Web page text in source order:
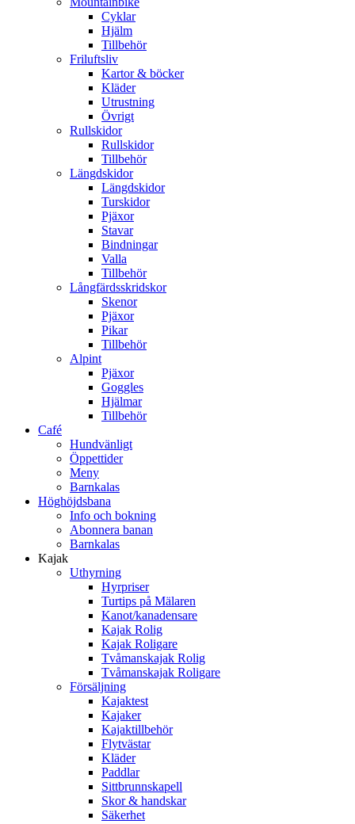
Cyklar
Hjälm
Tillbehör
Friluftsliv
Kartor & böcker
Kläder
Utrustning
Övrigt
Rullskidor
Rullskidor
Tillbehör
Längdskidor
Längdskidor
Turskidor
Pjäxor
Stavar
Bindningar
Valla
Tillbehör
Långfärdsskridskor
Skenor
Pjäxor
Pikar
Tillbehör
Alpint
Pjäxor
Goggles
Hjälmar
Tillbehör
Café
Hundvänligt
Öppettider
Meny
Barnkalas
Höghöjdsbana
Info och bokning
Abonnera banan
Barnkalas
Kajak
Uthyrning
Hyrpriser
Turtips på Mälaren
Kanot/kanadensare
Kajak Rolig
Kajak Roligare
Tvåmanskajak Rolig
Tvåmanskajak Roligare
Försäljning
Kajaktest
Kajaker
Kajaktillbehör
Flytvästar
Kläder
Paddlar
Sittbrunnskapell
Skor & handskar
Säkerhet